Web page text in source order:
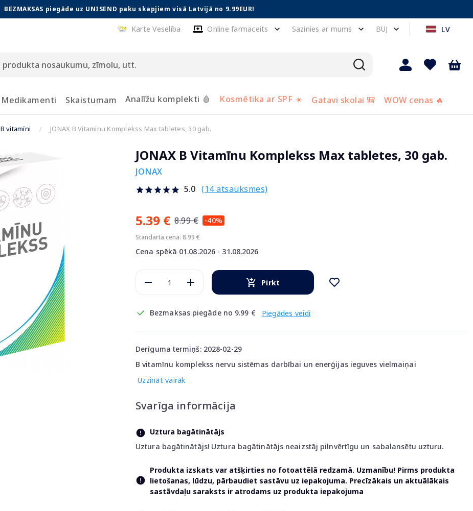
BEZMAKSAS piegāde uz UNISEND paku skapjiem visā Latvijā no 9.99EUR!
Karte Veselība Online farmaceits Sazinies ar mums BUJ LV
Medikamenti Skaistumam Analīžu komplekti 🩸 Kosmētika ar SPF ☀️ Gatavi skolai 🎒 WOW cenas 🔥
B vitamīni JONAX B Vitamīnu Komplekss Max tabletes, 30 gab.
JONAX B Vitamīnu Komplekss Max tabletes, 30 gab.
JONAX
5.0 (14 atsauksmes)
5.39 € 8.99 € -40%
Standarta cena: 8.99 €
Cena spēkā 01.08.2026 - 31.08.2026
Pirkt
Bezmaksas piegāde no 9.99 € Piegādes veidi
Derīguma termiņš: 2028-02-29
B vitamīnu komplekss nervu sistēmas darbībai un enerģijas ieguves vielmaiņai
Uzzināt vairāk
Svarīga informācija
Uztura bagātinātājs
Uztura bagātinātājs! Uztura bagātinātājs neaizstāj pilnvērtīgu un sabalansētu uzturu.
Produkta izskats var atšķirties no fotoattēlā redzamā. Uzmanību! Pirms produkta
lietošanas, lūdzu, pārbaudiet sastāvu uz iepakojuma. Precīzākais un aktuālākais
sastāvdaļu saraksts ir atrodams uz produkta iepakojuma